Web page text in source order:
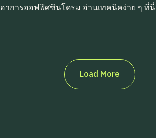
อาการออฟฟิศซินโดรม อ่านเทคนิคง่าย ๆ ที่นี่
Load More